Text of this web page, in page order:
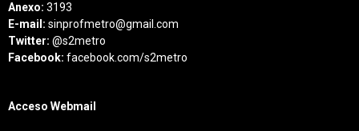
Anexo: 3193
E-mail: sinprofmetro@gmail.com
Twitter: @s2metro
Facebook: facebook.com/s2metro
Acceso Webmail